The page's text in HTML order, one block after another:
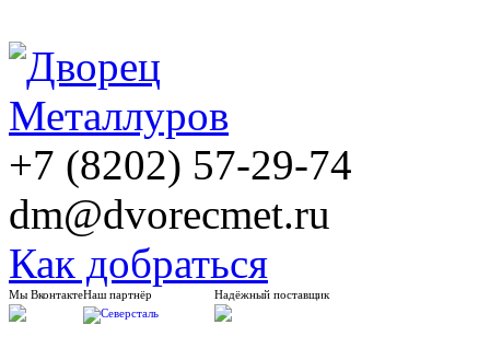
+7 (8202) 57-29-74
dm@dvorecmet.ru
Как добраться
Мы ВконтактеНаш партнёр Надёжный поставщик